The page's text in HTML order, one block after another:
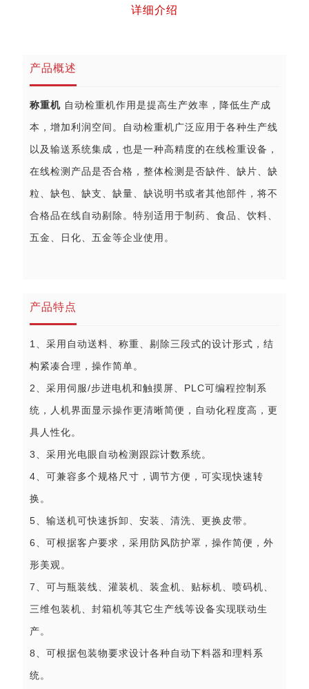
详细介绍
产品概述
称重机 自动检重机作用是提高生产效率，降低生产成
本，增加利润空间。自动检重机广泛应用于各种生产线
以及输送系统集成，也是一种高精度的在线检重设备，
在线检测产品是否合格，整体检测是否缺件、缺片、缺
粒、缺包、缺支、缺量、缺说明书或者其他部件，将不
合格品在线自动剔除。特别适用于制药、食品、饮料、
五金、日化、五金等企业使用。
产品特点
1、采用自动送料、称重、剔除三段式的设计形式，结
构紧凑合理，操作简单。
2、采用伺服/步进电机和触摸屏、PLC可编程控制系
统，人机界面显示操作更清晰简便，自动化程度高，更
具人性化。
3、采用光电眼自动检测跟踪计数系统。
4、可兼容多个规格尺寸，调节方便，可实现快速转
换。
5、输送机可快速拆卸、安装、清洗、更换皮带。
6、可根据客户要求，采用防风防护罩，操作简便，外
形美观。
7、可与瓶装线、灌装机、装盒机、贴标机、喷码机、
三维包装机、封箱机等其它生产线等设备实现联动生
产。
8、可根据包装物要求设计各种自动下料器和理料系
统。